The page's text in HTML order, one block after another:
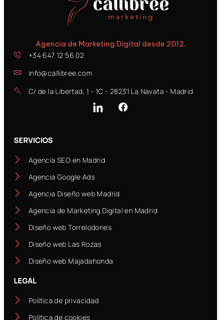
Agencia de Marketing Digital desde 2012.
+34 647 12 56 02
info@callibree.com
C/ de la Libertad, 1 - 1C - 28231 La Navata - Madrid
SERVICIOS
Agencia SEO en Madrid
Agencia Google Ads
Agencia Diseño web Madrid
Agencia de Marketing Digital en Madrid
Diseño web Torrelodones
Diseño web Las Rozas
Diseño web Majadahonda
LEGAL
Política de privacidad
Política de cookies